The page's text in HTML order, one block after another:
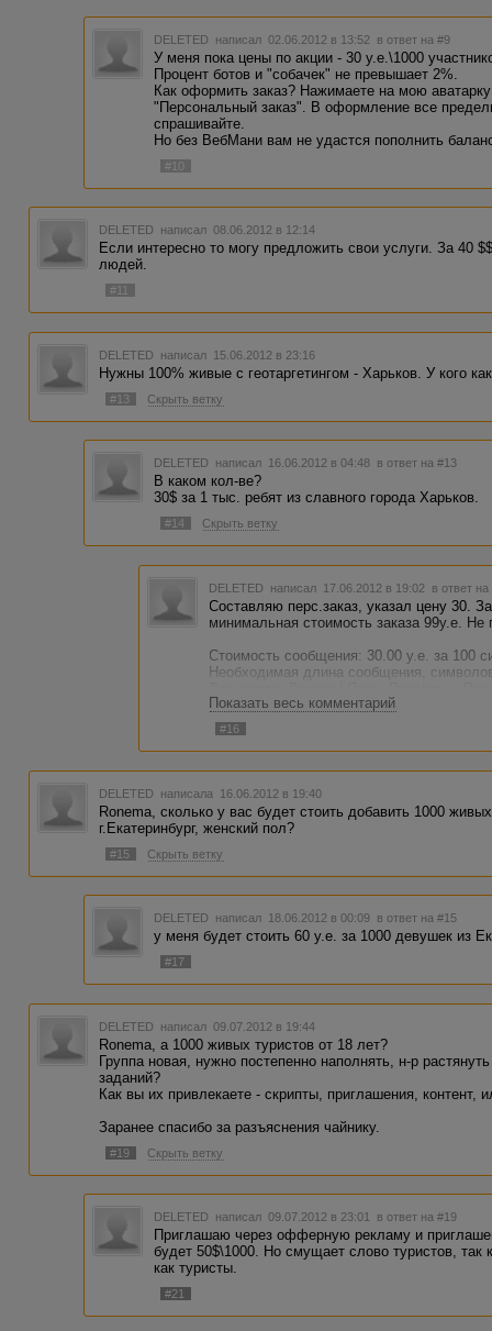
DELETED написал 02.06.2012 в 13:52 в ответ на #9
У меня пока цены по акции - 30 у.е.\1000
Процент ботов и "собачек" не превышает 2%.
Как оформить заказ? Нажимаете на мою
"Персональный заказ". В оформление все
спрашивайте.
Но без ВебМани вам не удастся пополнить
#10
DELETED написал 08.06.2012 в 12:14
Если интересно то могу предложить свои услуги. За 40
людей.
#11
DELETED написал 15.06.2012 в 23:16
Нужны 100% живые с геотаргетингом - Харьков. У кого
#13 Скрыть ветку
DELETED написал 16.06.2012 в 04:48 в ответ на #13
В каком кол-ве?
30$ за 1 тыс. ребят из славного города Харьков.
#14 Скрыть ветку
DELETED написал 17.06.2012 в 19:02 в ответ
Составляю перс.заказ, указал цену 30.
минимальная стоимость заказа 99у.е.
Стоимость сообщения: 30.00 у.е. за 100
Необходимая длина сообщения,
Время на выполнение работы: 120.00 ч.
Время на проверку работы: 48.00 ч.
Публикация на сайте: Нет
Дата публикации заказа: 2 мин. назад
Дата последнего изменения заказа:
Адрес сайта / URL: [
Время и дни недели: заказ доступен
Длительность заказа: не ограничена
Ограничение по работам: не более 100
Настройки модерации: не более 1 работ
Оплачено c момента запуска: 0
Оплачено всего: 0
ID заказа: ***
Показать весь комментарий
#16
DELETED написала 16.06.2012 в 19:40
Ronema, сколько у вас будет стоить добавить 1000
г.Екатеринбург, женский пол?
#15 Скрыть ветку
DELETED написал 18.06.2012 в 00:09 в ответ на #15
у меня будет стоить 60 у.е. за 1000 девушек из
#17
DELETED написал 09.07.2012 в 19:44
Ronema, а 1000 живых туристов от 18 лет?
Группа новая, нужно постепенно наполнять, н-р
заданий?
Как вы их привлекаете - скрипты, приглашения, контент,
Заранее спасибо за разъяснения чайнику.
#19 Скрыть ветку
DELETED написал 09.07.2012 в 23:01 в ответ на #19
Приглашаю через офферную рекламу и
будет 50$\1000. Но смущает слово туристов, так
как туристы.
#21